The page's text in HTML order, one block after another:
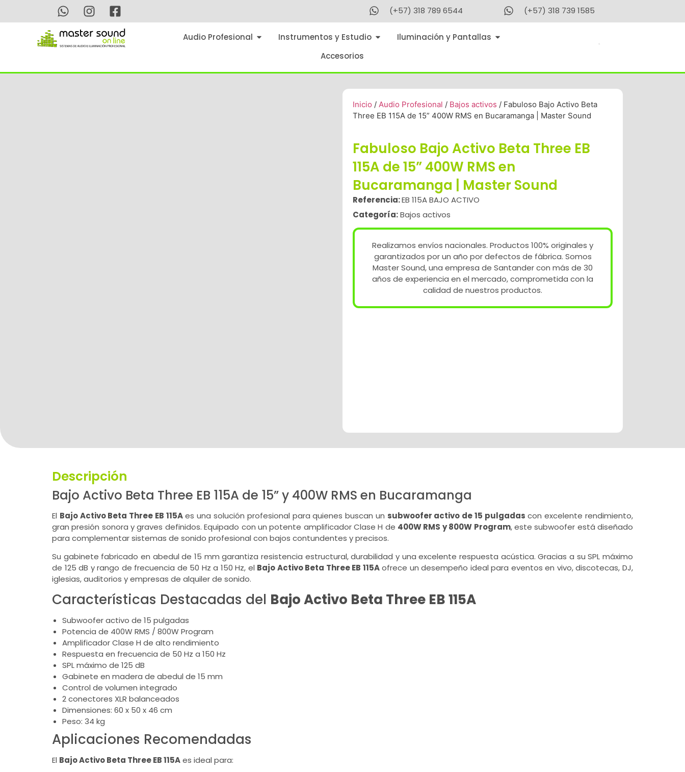
(+57) 318 789 6544 (+57) 318 739 1585
Audio Profesional Instrumentos y Estudio
Iluminación y Pantallas
Accesorios
Inicio / Audio Profesional / Bajos activos / Fabuloso Bajo Activo Beta
Three EB 115A de 15” 400W RMS en Bucaramanga | Master Sound
Fabuloso Bajo Activo Beta Three EB
115A de 15” 400W RMS en
Bucaramanga | Master Sound
Referencia:EB 115A BAJO ACTIVO
Categoría:Bajos activos
Realizamos envíos nacionales. Productos 100% originales y
garantizados por un año por defectos de fábrica. Somos
Master Sound, una empresa de Santander con más de 30
años de experiencia en el mercado, comprometida con la
calidad de nuestros productos.
Descripción
Bajo Activo Beta Three EB 115A de 15” y 400W RMS en Bucaramanga
El Bajo Activo Beta Three EB 115Aes una solución profesional para quienes buscan un subwoofer activo de 15 pulgadas con excelente rendimiento,
gran presión sonora y graves definidos. Equipado con un potente amplificador Clase H de 400W RMS y 800W Program, este subwoofer está diseñado
para complementar sistemas de sonido profesional con bajos contundentes y precisos.
Su gabinete fabricado en abedul de 15 mm garantiza resistencia estructural, durabilidad y una excelente respuesta acústica. Gracias a su SPL máximo
de 125 dB y rango de frecuencia de 50 Hz a 150 Hz, el Bajo Activo Beta Three EB 115Aofrece un desempeño ideal para eventos en vivo, discotecas, DJ,
iglesias, auditorios y empresas de alquiler de sonido.
Características Destacadas del Bajo Activo Beta Three EB 115A
Subwoofer activo de 15 pulgadas
Potencia de 400W RMS / 800W Program
Amplificador Clase H de alto rendimiento
Respuesta en frecuencia de 50 Hz a 150 Hz
SPL máximo de 125 dB
Gabinete en madera de abedul de 15 mm
Control de volumen integrado
2 conectores XLR balanceados
Dimensiones: 60 x 50 x 46 cm
Peso: 34 kg
Aplicaciones Recomendadas
El Bajo Activo Beta Three EB 115Aes ideal para: